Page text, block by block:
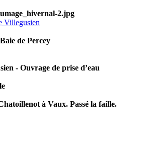
2.jpg
Villegusien
de Percey
- Ouvrage de prise d’eau
à Vaux. Passé la faille.